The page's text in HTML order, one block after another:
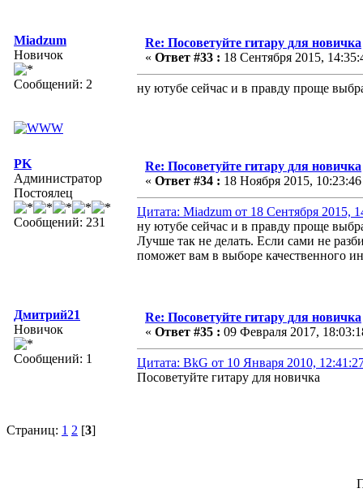
Miadzum
Новичок
Сообщений: 2
Re: Посоветуйте гитару для новичка
« Ответ #33 : 18 Сентября 2015,
ну ютубе сейчас и в правду проще
PK
Администратор
Постоялец
Сообщений: 231
Re: Посоветуйте гитару для новичка
« Ответ #34 : 18 Ноября 2015,
Цитата: Miadzum от 18 Сентября 2015,
ну ютубе сейчас и в правду проще
Лучше так не делать. Если сами не
поможет вам в выборе качественного
Дмитрий21
Новичок
Сообщений: 1
Re: Посоветуйте гитару для новичка
« Ответ #35 : 09 Февраля 2017,
Цитата: BkG от 10 Января 2010,
Посоветуйте гитару для новичка
Страниц: 1 2 [3]